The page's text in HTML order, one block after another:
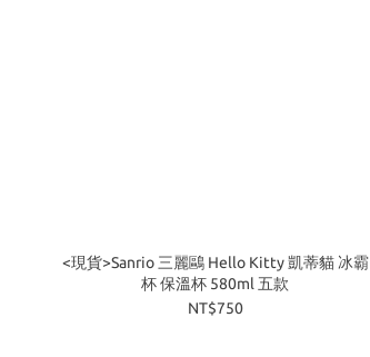
<現貨>Sanrio 三麗鷗 Hello Kitty 凱蒂貓 冰霸
杯 保溫杯 580ml 五款
NT$750